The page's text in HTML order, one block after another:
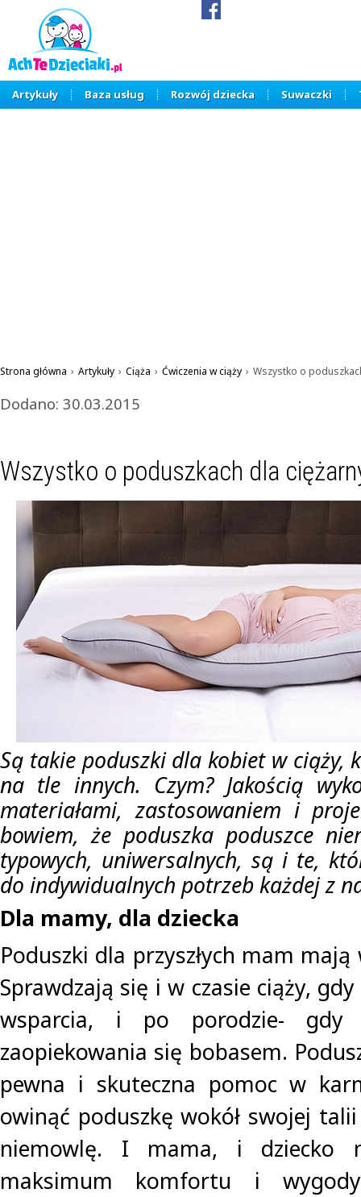
Artykuły Baza usług Rozwój dziecka Suwaczki
Strona główna › Artykuły › Ciąża › Ćwiczenia w ciąży › Wszystko o
Dodano: 30.03.2015
Wszystko o poduszkach dla
Są takie poduszki dla kobiet w ciąży,
na tle innych. Czym? Jakością
materiałami, zastosowaniem i
bowiem, że poduszka poduszce
typowych, uniwersalnych, są i te,
do indywidualnych potrzeb każdej z
Dla mamy, dla dziecka
Poduszki dla przyszłych mam
Sprawdzają się i w czasie ciąży,
wsparcia, i po porodzie- gdy
zaopiekowania się bobasem.
pewna i skuteczna pomoc w
owinąć poduszkę wokół swojej
niemowlę. I mama, i dziecko
maksimum komfortu i